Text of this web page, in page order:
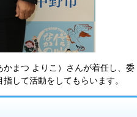
まつ よりこ）さんが着任し、委
して活動をしてもらいます。